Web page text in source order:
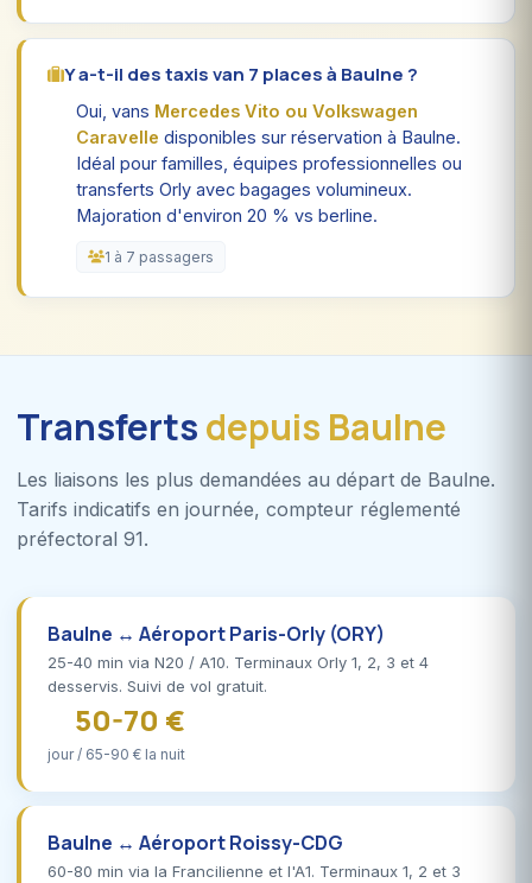
Y a-t-il des taxis van 7 places à Baulne ?
Oui, vans Mercedes Vito ou Volkswagen
Caravelle disponibles sur réservation à Baulne.
Idéal pour familles, équipes professionnelles ou
transferts Orly avec bagages volumineux.
Majoration d'environ 20 % vs berline.
1 à 7 passagers
Transfertsdepuis Baulne
Les liaisons les plus demandées au départ de Baulne.
Tarifs indicatifs en journée, compteur réglementé
préfectoral 91.
Baulne ↔ Aéroport Paris-Orly (ORY)
25-40 min via N20 / A10. Terminaux Orly 1, 2, 3 et 4
desservis. Suivi de vol gratuit.
50-70 €
jour / 65-90 € la nuit
Baulne ↔ Aéroport Roissy-CDG
60-80 min via la Francilienne et l'A1. Terminaux 1, 2 et 3